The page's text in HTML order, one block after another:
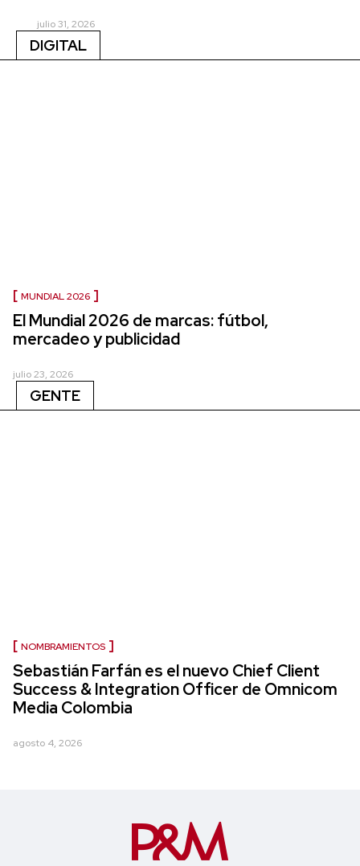
julio 31, 2026
DIGITAL
MUNDIAL 2026
El Mundial 2026 de marcas: fútbol,
mercadeo y publicidad
julio 23, 2026
GENTE
NOMBRAMIENTOS
Sebastián Farfán es el nuevo Chief Client
Success & Integration Officer de Omnicom
Media Colombia
agosto 4, 2026